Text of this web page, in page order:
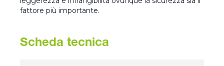
fattore più importante.
Scheda tecnica